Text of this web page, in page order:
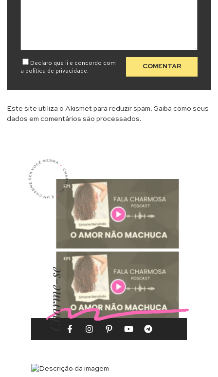
Declaro que li e concordo com
a política de privacidade.
Este site utiliza o Akismet para reduzir spam. Saiba como seus
dados em comentários são processados.
Charme-se